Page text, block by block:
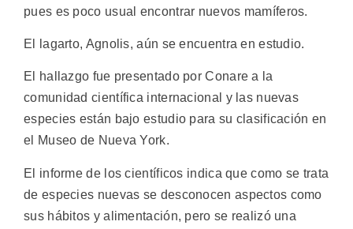
pues es poco usual encontrar nuevos mamíferos.
El lagarto, Agnolis, aún se encuentra en estudio.
El hallazgo fue presentado por Conare a la
comunidad científica internacional y las nuevas
especies están bajo estudio para su clasificación en
el Museo de Nueva York.
El informe de los científicos indica que como se trata
de especies nuevas se desconocen aspectos como
sus hábitos y alimentación, pero se realizó una